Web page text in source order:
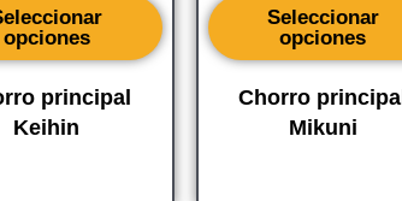
principal
Keihin
opciones
Chorro principal
Mikuni
Seleccionar
opciones